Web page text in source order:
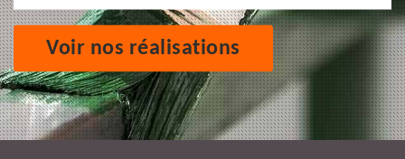
Voir nos réalisations